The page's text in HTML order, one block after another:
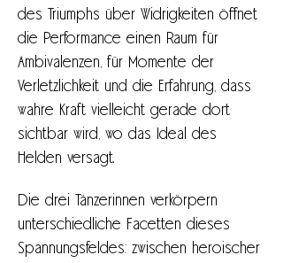
des Triumphs über Widrigkeiten öffnet
die Performance einen Raum für
Ambivalenzen, für Momente der
Verletzlichkeit und die Erfahrung, dass
wahre Kraft vielleicht gerade dort
sichtbar wird, wo das Ideal des
Helden versagt.
Die drei Tänzerinnen verkörpern
unterschiedliche Facetten dieses
Spannungsfeldes: zwischen heroischer